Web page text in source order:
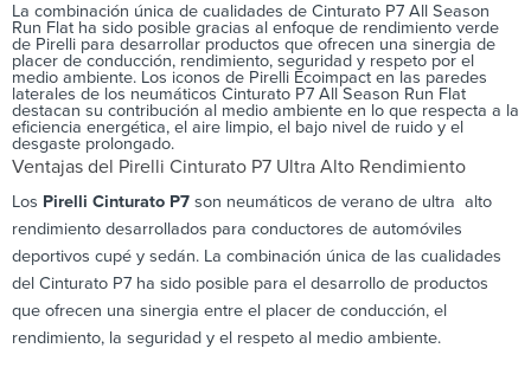
La combinación única de cualidades de Cinturato P7 All Season
Run Flat ha sido posible gracias al enfoque de rendimiento verde
de Pirelli para desarrollar productos que ofrecen una sinergia de
placer de conducción, rendimiento, seguridad y respeto por el
medio ambiente. Los iconos de Pirelli Ecoimpact en las paredes
laterales de los neumáticos Cinturato P7 All Season Run Flat
destacan su contribución al medio ambiente en lo que respecta a la
eficiencia energética, el aire limpio, el bajo nivel de ruido y el
desgaste prolongado.
Ventajas del Pirelli Cinturato P7 Ultra Alto Rendimiento
Los Pirelli Cinturato P7 son neumáticos de verano de ultra alto
rendimiento desarrollados para conductores de automóviles
deportivos cupé y sedán. La combinación única de las cualidades
del Cinturato P7 ha sido posible para el desarrollo de productos
que ofrecen una sinergia entre el placer de conducción, el
rendimiento, la seguridad y el respeto al medio ambiente.